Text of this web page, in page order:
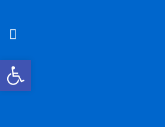
Ανοίξτε τη γραμμή